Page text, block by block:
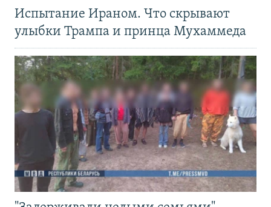
Испытание Ираном. Что скрывают
улыбки Трампа и принца Мухаммеда